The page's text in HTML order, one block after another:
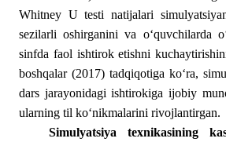
Whitney U testi natijalari
sezilarli oshirganini va o‘quvchilarda
sinfda faol ishtirok etishni
boshqalar (2017) tadqiqotiga ko‘ra,
dars jarayonidagi ishtirokiga ijobiy
ularning til ko‘nikmalarini rivojlantirgan.
Simulyatsiya texnikasining